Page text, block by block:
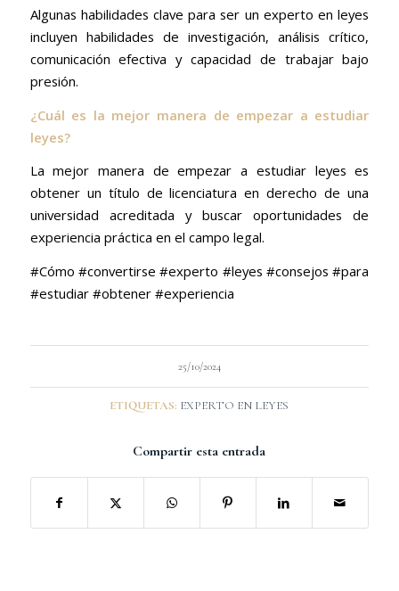
Algunas habilidades clave para ser un experto en leyes
incluyen habilidades de investigación, análisis crítico,
comunicación efectiva y capacidad de trabajar bajo
presión.
¿Cuál es la mejor manera de empezar a estudiar
leyes?
La mejor manera de empezar a estudiar leyes es
obtener un título de licenciatura en derecho de una
universidad acreditada y buscar oportunidades de
experiencia práctica en el campo legal.
#Cómo #convertirse #experto #leyes #consejos #para
#estudiar #obtener #experiencia
25/10/2024
ETIQUETAS: EXPERTO EN LEYES
Compartir esta entrada